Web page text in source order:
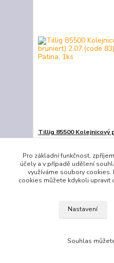
Tillig 85500
2,07,(code 83), délka
POZOR! POZOR!
Flexibilní kolejivo a
poštou, zásilkovnou
účet, poštovné je 199,-
platbou předem na účet
51 Kč/ks
Pro základní funkčnost,
účely a v případě udělení
využíváme soubory
cookies můžete kdykoli upravit
Nastavení
Souhlas